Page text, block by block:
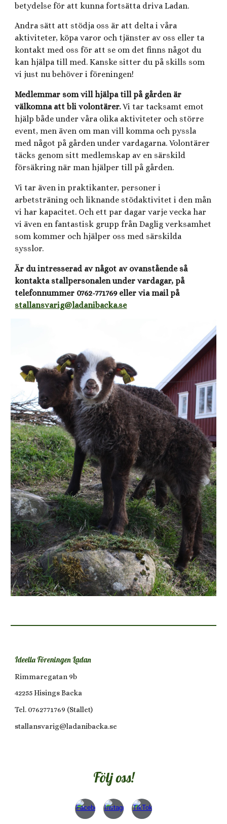
betydelse för att kunna fortsätta driva Ladan.
Andra sätt att stödja oss är att delta i våra
aktiviteter, köpa varor och tjänster av oss eller ta
kontakt med oss för att se om det finns något du
kan hjälpa till med. Kanske sitter du på skills som
vi just nu behöver i föreningen!
Medlemmar som vill hjälpa till på gården är
välkomna att bli volontärer.Vi tar tacksamt emot
hjälp både under våra olika aktiviteter och större
event, men även om man vill komma och pyssla
med något på gården under vardagarna. Volontärer
täcks genom sitt medlemskap av en särskild
försäkring när man hjälper till på gården.
Vi tar även in praktikanter, personer i
arbetsträning och liknande stödaktivitet i den mån
vi har kapacitet. Och ett par dagar varje vecka har
vi även en fantastisk grupp från Daglig verksamhet
som kommer och hjälper oss med särskilda
sysslor.
Är du intresserad av något av ovanstående så
kontakta stallpersonalen under vardagar, på
telefonnummer 0762-771769 eller via mail på
stallansvarig@ladanibacka.se
Ideella Föreningen Ladan
Rimmaregatan 9b
42255 Hisings Backa
Tel. 0762771769 (Stallet)
stallansvarig@ladanibacka.se
Följ oss!